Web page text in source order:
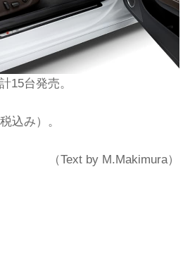
15台発売。
込み）。
（Text by M.Makimura）